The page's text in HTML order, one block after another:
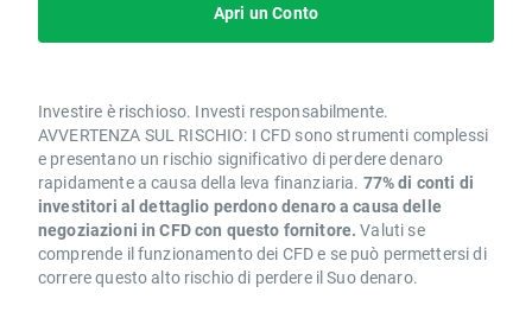
Apri un Conto
Investire è rischioso. Investi responsabilmente.
AVVERTENZA SUL RISCHIO: I CFD sono strumenti complessi
e presentano un rischio significativo di perdere denaro
rapidamente a causa della leva finanziaria. 77% di conti di
investitori al dettaglio perdono denaro a causa delle
negoziazioni in CFD con questo fornitore. Valuti se
comprende il funzionamento dei CFD e se può permettersi di
correre questo alto rischio di perdere il Suo denaro.